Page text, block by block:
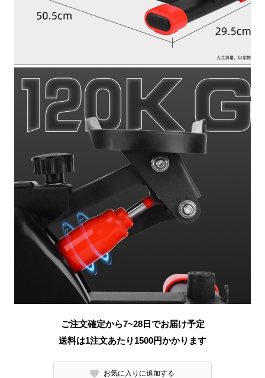
ご注文確定から7~28日でお届け予定
送料は1注文あたり 1500円かかります
お気に入りに追加する